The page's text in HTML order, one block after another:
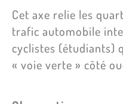
Cet axe relie les
trafic automobile
cyclistes (étudiants)
« voie verte » côté